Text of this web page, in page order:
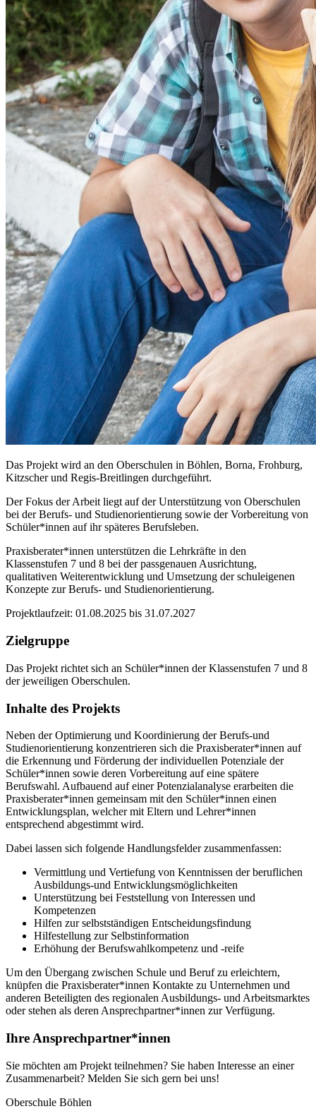
Das Projekt wird an den Oberschulen in Böhlen, Borna, Frohburg,
Kitzscher und Regis-Breitlingen durchgeführt.
Der Fokus der Arbeit liegt auf der Unterstützung von Oberschulen
bei der Berufs- und Studienorientierung sowie der Vorbereitung von
Schüler*innen auf ihr späteres Berufsleben.
Praxisberater*innen unterstützen die Lehrkräfte in den
Klassenstufen 7 und 8 bei der passgenauen Ausrichtung,
qualitativen Weiterentwicklung und Umsetzung der schuleigenen
Konzepte zur Berufs- und Studienorientierung.
Projektlaufzeit: 01.08.2025 bis 31.07.2027
Zielgruppe
Das Projekt richtet sich an Schüler*innen der Klassenstufen 7 und 8
der jeweiligen Oberschulen.
Inhalte des Projekts
Neben der Optimierung und Koordinierung der Berufs-und
Studienorientierung konzentrieren sich die Praxisberater*innen auf
die Erkennung und Förderung der individuellen Potenziale der
Schüler*innen sowie deren Vorbereitung auf eine spätere
Berufswahl. Aufbauend auf einer Potenzialanalyse erarbeiten die
Praxisberater*innen gemeinsam mit den Schüler*innen einen
Entwicklungsplan, welcher mit Eltern und Lehrer*innen
entsprechend abgestimmt wird.
Dabei lassen sich folgende Handlungsfelder zusammenfassen:
Vermittlung und Vertiefung von Kenntnissen der beruflichen
Ausbildungs-und Entwicklungsmöglichkeiten
Unterstützung bei Feststellung von Interessen und
Kompetenzen
Hilfen zur selbstständigen Entscheidungsfindung
Hilfestellung zur Selbstinformation
Erhöhung der Berufswahlkompetenz und -reife
Um den Übergang zwischen Schule und Beruf zu erleichtern,
knüpfen die Praxisberater*innen Kontakte zu Unternehmen und
anderen Beteiligten des regionalen Ausbildungs- und Arbeitsmarktes
oder stehen als deren Ansprechpartner*innen zur Verfügung.
Ihre Ansprechpartner*innen
Sie möchten am Projekt teilnehmen? Sie haben Interesse an einer
Zusammenarbeit? Melden Sie sich gern bei uns!
Oberschule Böhlen